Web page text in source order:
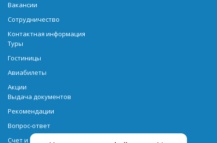
Вакансии
Сотрудничество
Контактная информация
Туры
Гостиницы
Авиабилеты
Акции
Выдача документов
Рекомендации
Вопрос-ответ
Счет и оплата